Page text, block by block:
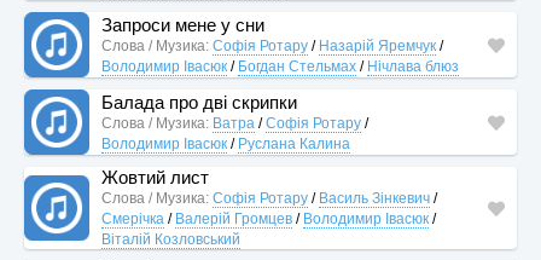
Запроси мене у сни
Слова / Музика: Софія Ротару / Назарій Яремчук /
Володимир Івасюк / Богдан Стельмах / Нічлава блюз
Балада про дві скрипки
Слова / Музика: Ватра /Софія Ротару /
Володимир Івасюк / Руслана Калина
Жовтий лист
Слова / Музика: Софія Ротару / Василь Зінкевич /
Смерічка / Валерій Громцев / Володимир Івасюк /
Віталій Козловський